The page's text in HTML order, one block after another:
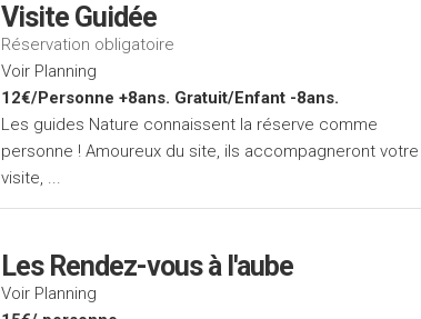
Visite Guidée
Réservation obligatoire
Voir Planning
12€/Personne +8ans. Gratuit/Enfant -8ans.
Les guides Nature connaissent la réserve comme
personne ! Amoureux du site, ils accompagneront votre
visite, ...
Les Rendez-vous à l'aube
Voir Planning